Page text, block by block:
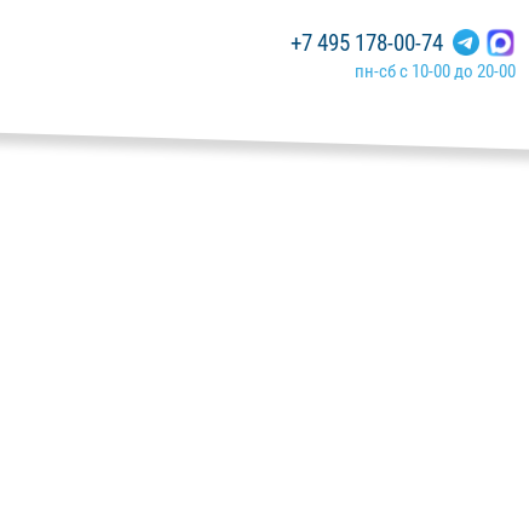
+7 495 178-00-74
пн-сб с 10-00 до 20-00